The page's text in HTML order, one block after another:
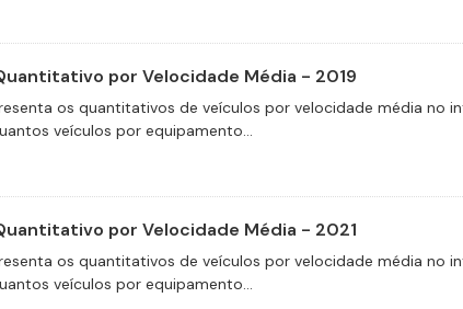
por Velocidade Média - 2019
os quantitativos de veículos por velocidade média no
veículos por equipamento...
por Velocidade Média - 2021
os quantitativos de veículos por velocidade média no
veículos por equipamento...